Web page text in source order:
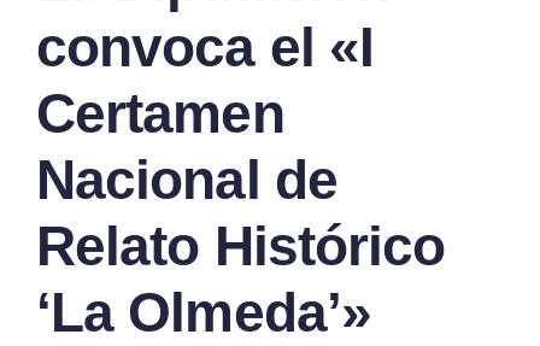
convoca el «I
Certamen
Nacional de
Relato Histórico
‘La Olmeda’»